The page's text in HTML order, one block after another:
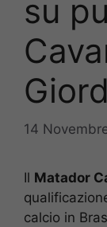
su
14
Il Matador
calcio in